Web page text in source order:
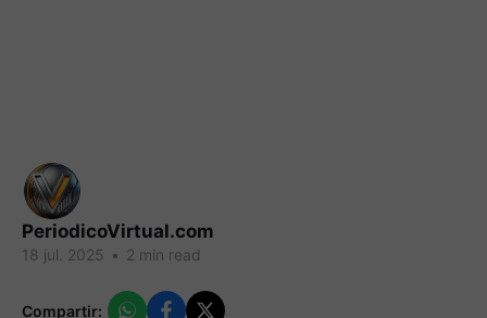
PeriodicoVirtual.com
18 jul. 2025 • 2 min read
Compartir: